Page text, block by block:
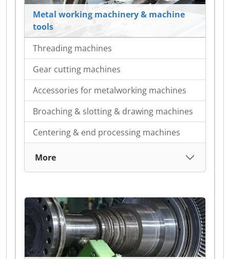
Metal working machinery & machine
tools
Threading machines
Gear cutting machines
Accessories for metalworking machines
Broaching & slotting & drawing machines
Centering & end processing machines
More